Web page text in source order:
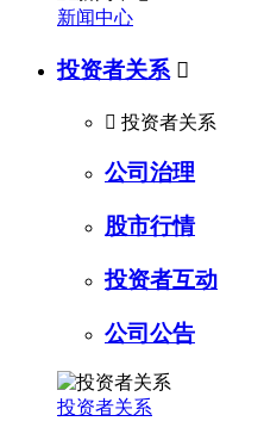
新闻中心
投资者关系 
 投资者关系
公司治理
股市行情
投资者互动
公司公告
投资者关系